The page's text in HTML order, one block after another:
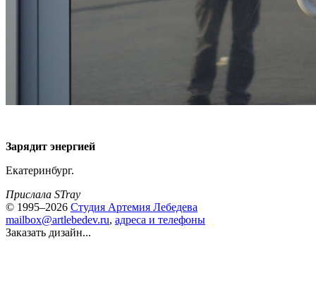
Зарядит энергией
Екатеринбург.
Прислала STray
© 1995–2026 Студия Артемия Лебедева
mailbox@artlebedev.ru, адреса и телефоны
Заказать дизайн...